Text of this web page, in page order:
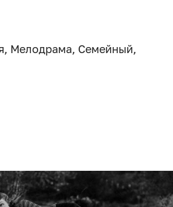
, Мелодрама, Семейный,